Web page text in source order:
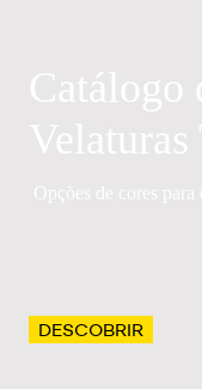
Catálogo
Opções de cores para
DESCOBRIR